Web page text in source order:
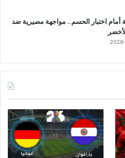
أمام اختبار الحسم.. مواجهة مصيرية ضد